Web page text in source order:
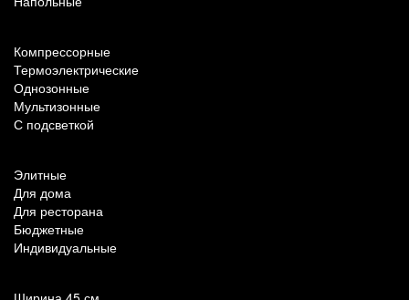
Компрессорные
Термоэлектрические
Однозонные
Мультизонные
С подсветкой
Элитные
Для дома
Для ресторана
Бюджетные
Индивидуальные